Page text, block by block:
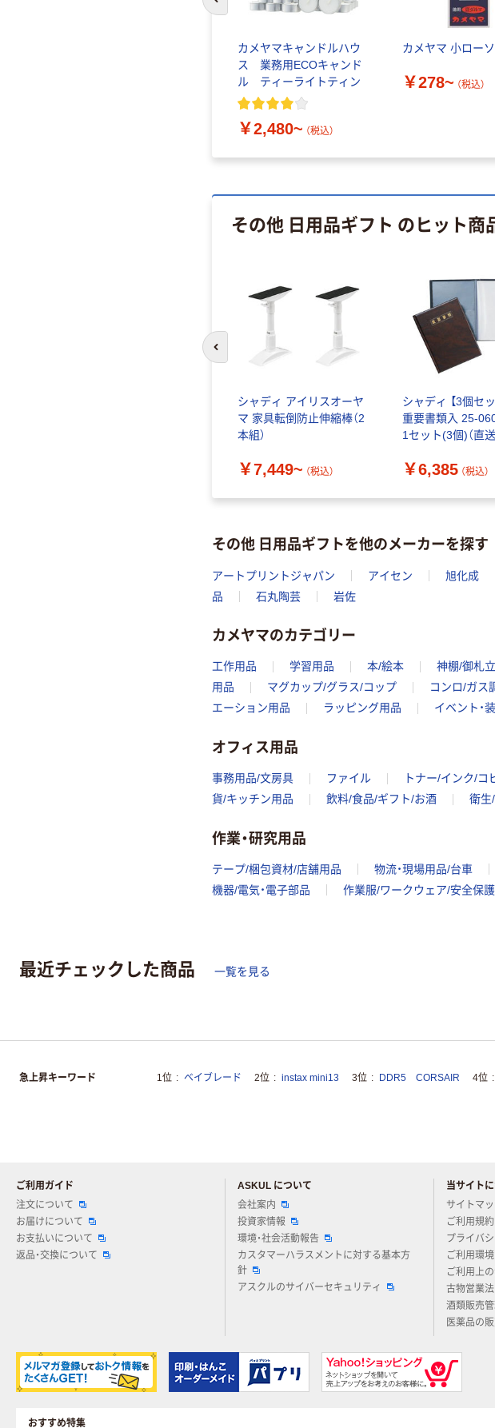
カメヤマキャンドルハウ
ス 業務用ECOキャンド
ル ティーライトティン
￥2,480~ （税込）
カメヤマ 小ロー
￥278~ （税込）
前のスライドへ
その他 日用品ギフト のヒット商
シャディ アイリスオーヤ
マ 家具転倒防止伸縮棒（2
本組）
￥7,449~ （税込）
シャディ 【3個セ
重要書類入 25-
1セット(3個)（直送
￥6,385 （税込）
前のスライドへ
その他 日用品ギフトを他のメーカーを探す
アートプリントジャパン アイセン 旭化成
品
石丸陶芸 岩佐
カメヤマのカテゴリー
工作用品 学習用品 本/絵本 神棚/御札
用品
マグカップ/グラス/コップ コンロ/ガス
エーション用品
ラッピング用品 イベント・
オフィス用品
事務用品/文房具 ファイル トナー/インク/コ
貨/キッチン用品
飲料/食品/ギフト/お酒 衛生
作業・研究用品
テープ/梱包資材/店舗用品 物流・現場用品/台車
機器/電気・電子部品
作業服/ワークウェア/安全保
最近チェックした商品 一覧を見る
急上昇キーワード 1位 ベイブレード 2位 instax mini13 3位 DDR5 CORSAIR 4位
ご利用ガイド
注文について
お届けについて
お支払いについて
返品・交換について
ASKUL について
会社案内
投資家情報
環境・社会活動報告
カスタマーハラスメントに対する基本方
針
アスクルのサイバーセキュリティ
当サイト
サイトマ
ご利用規約
プライバ
ご利用環
ご利用上
古物営業
酒類販売
医薬品の
おすすめ特集